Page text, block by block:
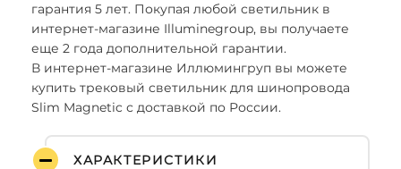
гарантия 5 лет. Покупая любой светильник в
интернет-магазине Illuminegroup, вы получаете
еще 2 года дополнительной гарантии.
В интернет-магазине Иллюмингруп вы можете
купить трековый светильник для шинопровода
Slim Magnetic с доставкой по России.
ХАРАКТЕРИСТИКИ